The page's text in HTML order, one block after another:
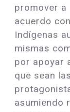
promover a
acuerdo
Indígenas
mismas
por apoyar
que sean
asumiendo